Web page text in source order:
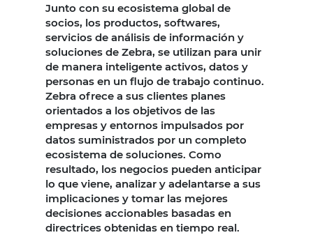
Junto con su ecosistema global de
socios, los productos, softwares,
servicios de análisis de información y
soluciones de Zebra, se utilizan para unir
de manera inteligente activos, datos y
personas en un flujo de trabajo continuo.
Zebra ofrece a sus clientes planes
orientados a los objetivos de las
empresas y entornos impulsados por
datos suministrados por un completo
ecosistema de soluciones. Como
resultado, los negocios pueden anticipar
lo que viene, analizar y adelantarse a sus
implicaciones y tomar las mejores
decisiones accionables basadas en
directrices obtenidas en tiempo real.